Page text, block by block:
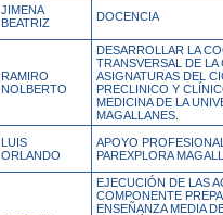
JIMENA
BEATRIZ
DOCENCIA
RAMIRO
NOLBERTO
DESARROLLAR LA
TRANSVERSAL DE LA
ASIGNATURAS DEL
PRECLINICO Y
MEDICINA DE LA
MAGALLANES.
LUIS
ORLANDO
APOYO
PAREXPLORA
EJECUCIÓN DE LAS
COMPONENTE
ENSEÑANZA MEDIA